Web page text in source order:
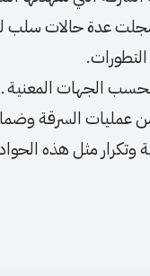
عدة حالات سلب
الجهات المعنية
عمليات السرقة
وتكرار مثل هذه